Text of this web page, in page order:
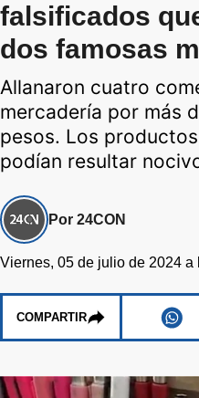
falsificados
dos famosas
Allanaron cuatro
mercadería por más
pesos. Los
podían resultar
Por 24CON
Viernes, 05 de julio de 2024 a
COMPARTIR